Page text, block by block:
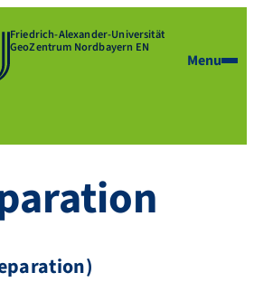
Friedrich-Alexander-Universität
GeoZentrum Nordbayern EN
Menu